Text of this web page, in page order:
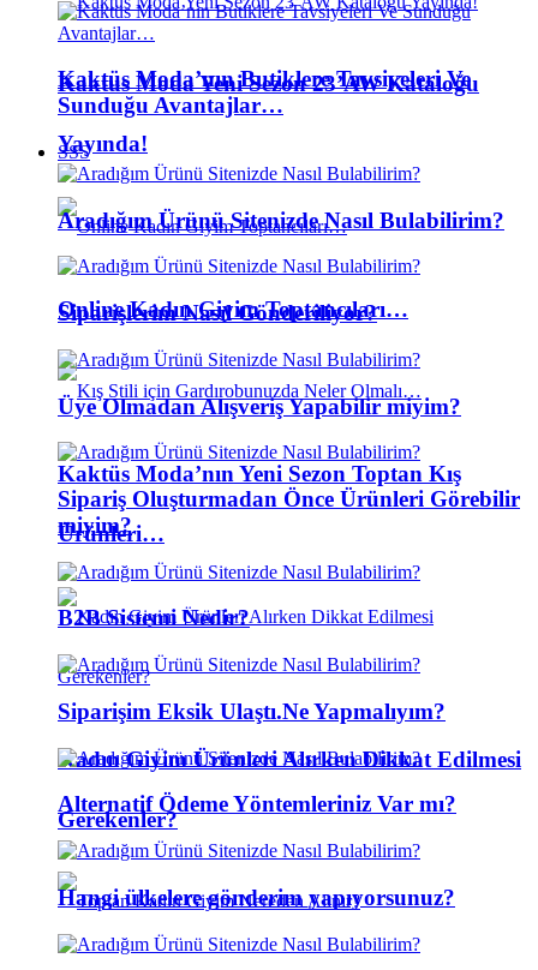
Kaktus Moda Yeni Sezon 23’AW Kataloğu
Yayında!
Online Kadın Giyim Toptancıları…
Kaktüs Moda’nın Yeni Sezon Toptan Kış
Ürünleri…
Kadın Giyim Ürünleri Alırken Dikkat Edilmesi
Gerekenler?
Kaktüs Moda’nın Butiklere Tavsiyeleri Ve
Sunduğu Avantajlar…
SSS
Aradığım Ürünü Sitenizde Nasıl Bulabilirim?
Siparişlerim Nasıl Gönderiliyor?
Üye Olmadan Alışveriş Yapabilir miyim?
Sipariş Oluşturmadan Önce Ürünleri Görebilir
miyim?
B2B Sistemi Nedir?
Siparişim Eksik Ulaştı.Ne Yapmalıyım?
Alternatif Ödeme Yöntemleriniz Var mı?
Hangi ülkelere gönderim yapıyorsunuz?